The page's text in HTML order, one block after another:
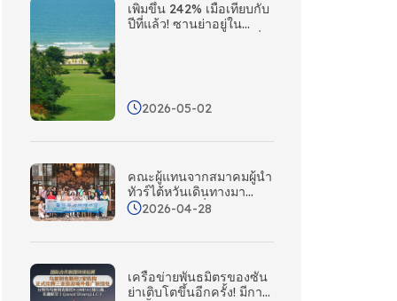
เพิ่มขึ้น 242% เมื่อเทียบกับ
ปีที่แล้ว! ซานย่าอยู่ใน
2026-05-02
คณะผู้แทนจากสมาคมผู้นํา
ทัวร์ไต้หวันเดินทางมา
เยือนซานยาเพื่อสํารวจ
2026-04-28
เครือข่ายพันธมิตรของซัน
ย่าเติบโตขึ้นอีกครั้ง! มีการ